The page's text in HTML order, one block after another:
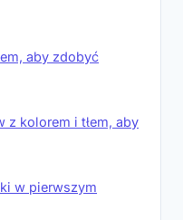
aby zdobyć
z kolorem i tłem, aby
w pierwszym